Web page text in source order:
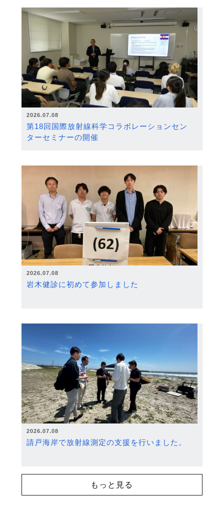
2026.07.08
第18回国際放射線科学コラボレーションセン
ターセミナーの開催
2026.07.08
岩木健診に初めて参加しました
2026.07.08
請戸海岸で放射線測定の支援を行いました。
もっと見る